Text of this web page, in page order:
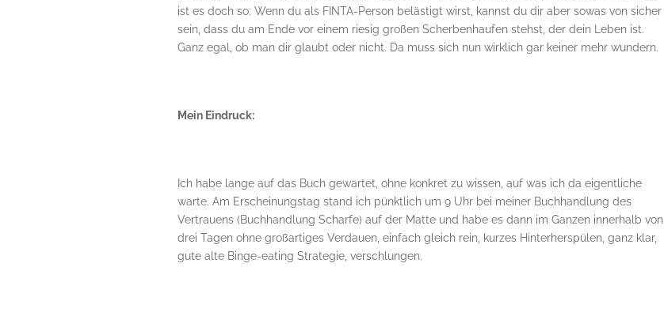
ist es doch so: Wenn du als FINTA-Person belästigt wirst, kannst du dir aber sowas von sicher
sein, dass du am Ende vor einem riesig großen Scherbenhaufen stehst, der dein Leben ist.
Ganz egal, ob man dir glaubt oder nicht. Da muss sich nun wirklich gar keiner mehr wundern.
Mein Eindruck:
Ich habe lange auf das Buch gewartet, ohne konkret zu wissen, auf was ich da eigentliche
warte. Am Erscheinungstag stand ich pünktlich um 9 Uhr bei meiner Buchhandlung des
Vertrauens (Buchhandlung Scharfe) auf der Matte und habe es dann im Ganzen innerhalb von
drei Tagen ohne großartiges Verdauen, einfach gleich rein, kurzes Hinterherspülen, ganz klar,
gute alte Binge-eating Strategie, verschlungen.